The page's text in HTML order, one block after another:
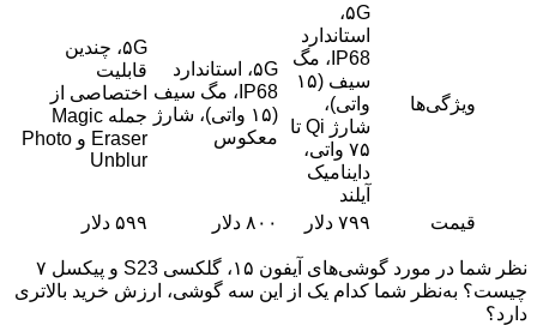
ویژگی‌ها
۵G،
استاندارد
IP68، مگ
سیف (۱۵
واتی)،
شارژ Qi تا
۷۵ واتی،
داینامیک
آیلند
۵G، استاندارد
IP68، مگ سیف
(۱۵ واتی)، شارژ
معکوس
۵G، چندین
قابلیت
اختصاصی از
جمله Magic
Eraser و Photo
Unblur
قیمت ۷۹۹ دلار ۸۰۰ دلار ۵۹۹ دلار
نظر شما در مورد گوشی‌های آیفون ۱۵، گلکسی S23 و پیکسل ۷
چیست؟ به‌نظر شما کدام یک از این سه گوشی، ارزش خرید بالاتری
دارد؟